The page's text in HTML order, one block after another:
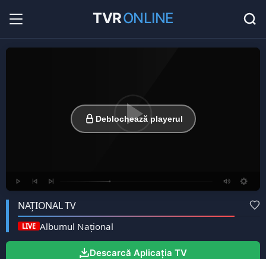
TVRONLINE 36
Deblochează playerul
NAȚIONAL TV
LIVE Albumul Naţional
Descarcă Aplicația TV